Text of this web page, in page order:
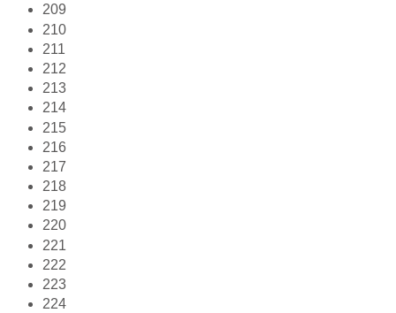
209
210
211
212
213
214
215
216
217
218
219
220
221
222
223
224